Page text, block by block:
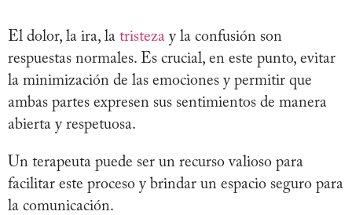
El dolor, la ira, la tristeza y la confusión son
respuestas normales. Es crucial, en este punto, evitar
la minimización de las emociones y permitir que
ambas partes expresen sus sentimientos de manera
abierta y respetuosa.
Un terapeuta puede ser un recurso valioso para
facilitar este proceso y brindar un espacio seguro para
la comunicación.